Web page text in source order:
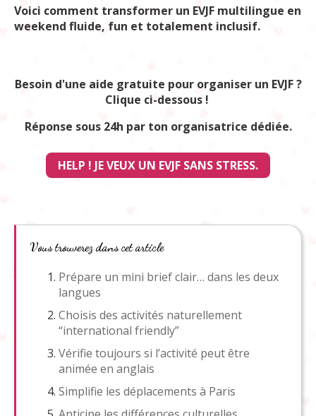
Voici comment transformer un EVJF multilingue en
weekend fluide, fun et totalement inclusif.
Besoin d'une aide gratuite pour organiser un EVJF ?
Clique ci-dessous !
Réponse sous 24h par ton organisatrice dédiée.
HELP ! JE VEUX UN EVJF SANS STRESS.
Vous trouverez dans cet article
Prépare un mini brief clair… dans les deux
langues
Choisis des activités naturellement
“international friendly”
Vérifie toujours si l’activité peut être
animée en anglais
Simplifie les déplacements à Paris